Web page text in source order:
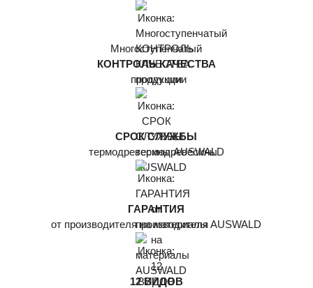
Многоступенчатый
КОНТРОЛЬ КАЧЕСТВА
продукции
СРОК СЛУЖБЫ
термодревесины AUSWALD
ГАРАНТИЯ
от производителя на материалы AUSWALD
12 ВИДОВ